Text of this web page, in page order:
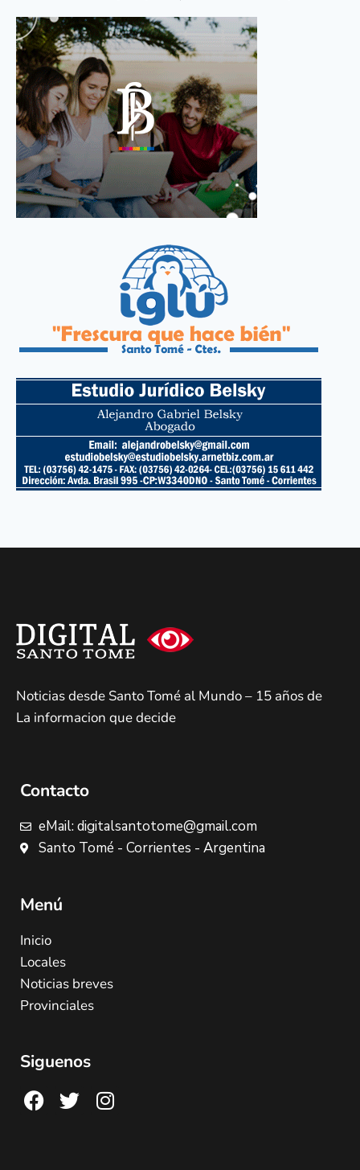
Noticias desde Santo Tomé al Mundo – 15 años de
La informacion que decide
Contacto
eMail: digitalsantotome@gmail.com
Santo Tomé - Corrientes - Argentina
Menú
Inicio
Locales
Noticias breves
Provinciales
Siguenos